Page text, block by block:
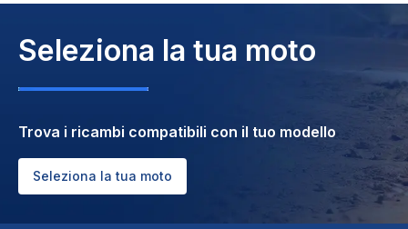
Seleziona la tua moto
Trova i ricambi compatibili con il tuo modello
Seleziona la tua moto